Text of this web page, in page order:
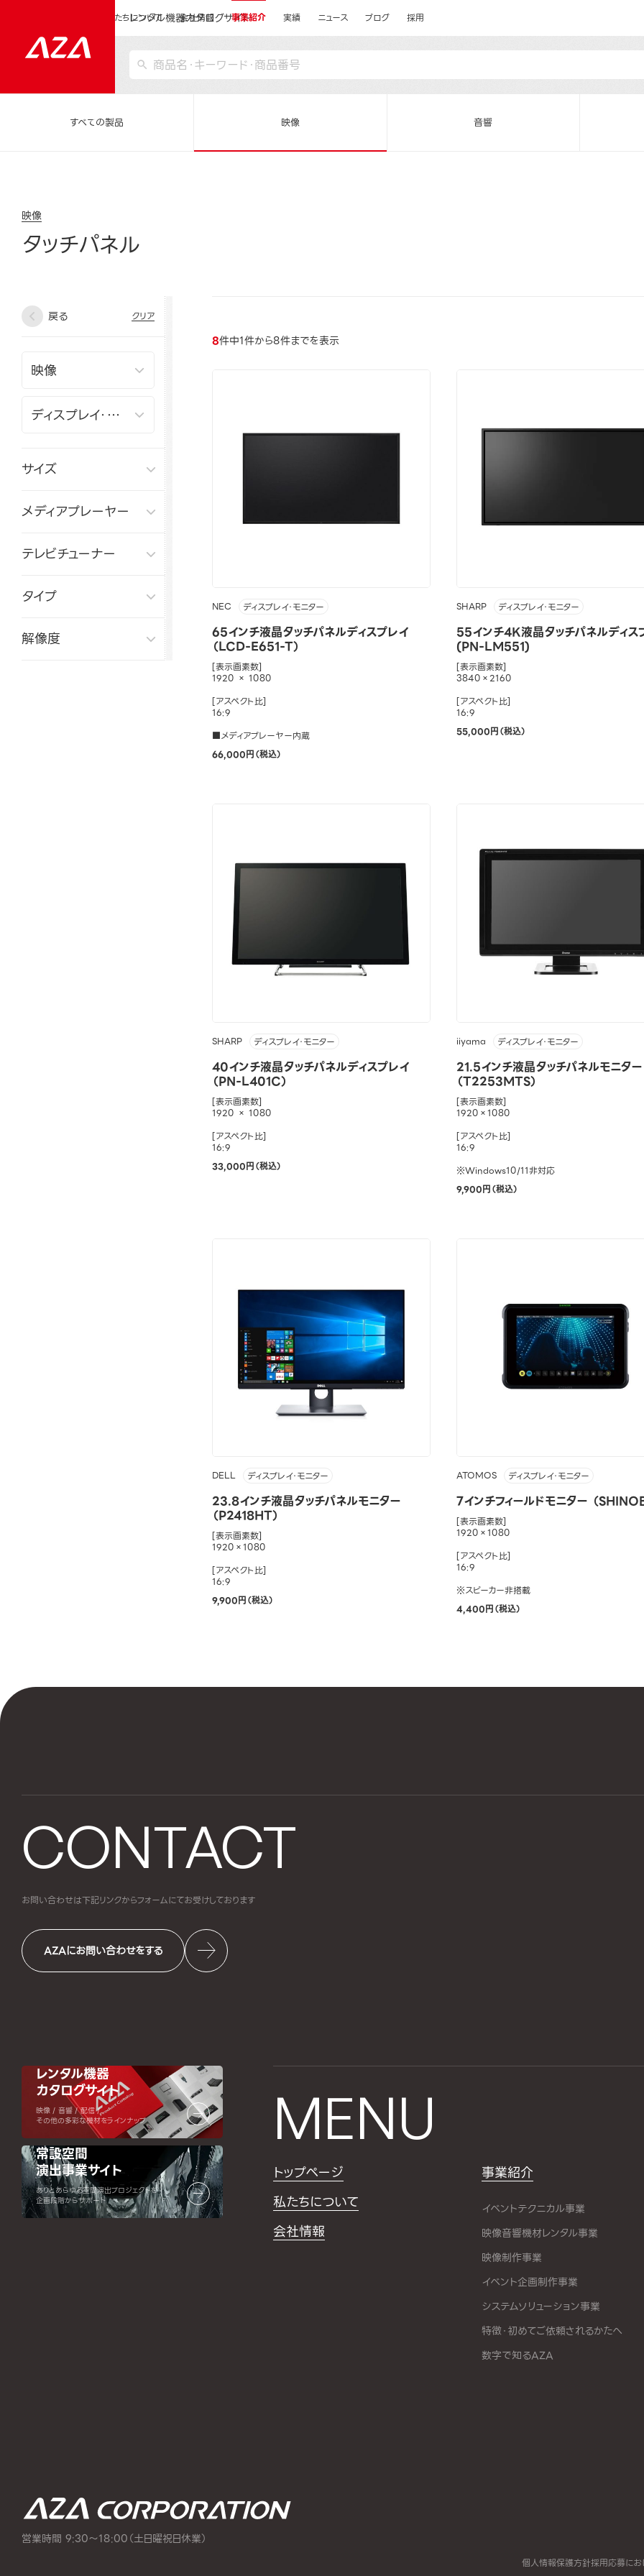
レンタル機器カタログサイト
私たちについて 会社情報 事業紹介 実績 ニュース ブログ 採用
すべての製品 映像 音響
映像
タッチパネル
戻る クリア
サイズ
メディアプレーヤー
テレビチューナー
タイプ
解像度
8件中1件から8件までを表示
NEC ディスプレイ・モニター
65インチ液晶タッチパネルディスプレイ
（LCD-E651-T）
[表示画素数]
1920 × 1080
[アスペクト比]
16:9
■メディアプレーヤー内蔵
66,000円（税込）
SHARP ディスプレイ・モニター
55インチ4K液晶タッチパネルディス
(PN-LM551)
[表示画素数]
3840×2160
[アスペクト比]
16:9
55,000円（税込）
SHARP ディスプレイ・モニター
40インチ液晶タッチパネルディスプレイ
（PN-L401C）
[表示画素数]
1920 × 1080
[アスペクト比]
16:9
33,000円（税込）
iiyama ディスプレイ・モニター
21.5インチ液晶タッチパネルモニター
（T2253MTS）
[表示画素数]
1920×1080
[アスペクト比]
16:9
※Windows10/11非対応
9,900円（税込）
DELL ディスプレイ・モニター
23.8インチ液晶タッチパネルモニター
（P2418HT）
[表示画素数]
1920×1080
[アスペクト比]
16:9
9,900円（税込）
ATOMOS ディスプレイ・モニター
7インチフィールドモニター （
[表示画素数]
1920×1080
[アスペクト比]
16:9
※スピーカー非搭載
4,400円（税込）
CONTACT
お問い合わせは下記リンクからフォームにてお受けしております
AZAにお問い合わせをする
レンタル機器
カタログサイト
映像 / 音響 / 配信 /
その他の多彩な機材をラインナップ
常設空間
演出事業サイト
ありとあらゆる空間演出プロジェクトを
企画段階からサポート
MENU
トップページ
私たちについて
会社情報
事業紹介
イベントテクニカル事業
映像音響機材レンタル事業
映像制作事業
イベント企画制作事業
システムソリューション事業
特徴・初めてご依頼されるかたへ
数字で知るAZA
営業時間 9:30～18:00（土日曜祝日休業）
個人情報保護方針採用応募に